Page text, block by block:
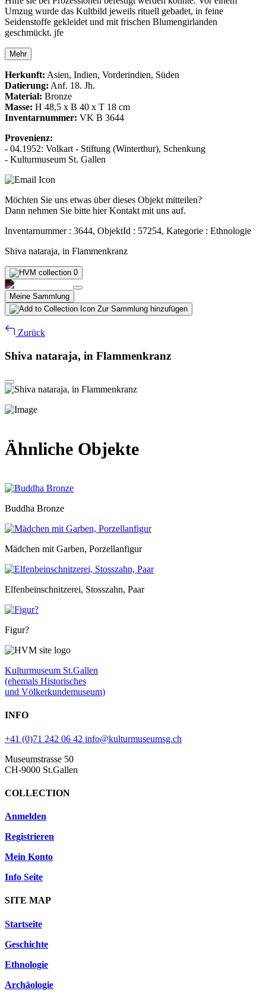
Umzug wurde das Kultbild jeweils rituell gebadet, in feine
Seidenstoffe gekleidet und mit frischen Blumengirlanden
geschmückt. jfe
Mehr
Herkunft: Asien, Indien, Vorderindien, Süden
Datierung: Anf. 18. Jh.
Material: Bronze
Masse: H 48,5 x B 40 x T 18 cm
Inventarnummer: VK B 3644
Provenienz:
- 04.1952: Volkart - Stiftung (Winterthur), Schenkung
- Kulturmuseum St. Gallen
Möchten Sie uns etwas über dieses Objekt mitteilen?
Dann nehmen Sie bitte hier Kontakt mit uns auf.
Inventarnummer : 3644, ObjektId : 57254, Kategorie : Ethnologie
Shiva nataraja, in Flammenkranz
0
Meine Sammlung
Zur Sammlung hinzufügen
Zurück
Shiva nataraja, in Flammenkranz
Ähnliche Objekte
Buddha Bronze
Mädchen mit Garben, Porzellanfigur
Elfenbeinschnitzerei, Stosszahn, Paar
Figur?
Kulturmuseum St.Gallen
(ehemals Historisches
und Völkerkundemuseum)
INFO
+41 (0)71 242 06 42 info@kulturmuseumsg.ch
Museumstrasse 50
CH-9000 St.Gallen
COLLECTION
Anmelden
Registrieren
Mein Konto
Info Seite
SITE MAP
Startseite
Geschichte
Ethnologie
Archäologie